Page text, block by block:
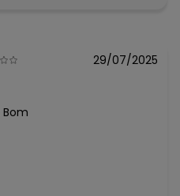
29/07/2025
Bom